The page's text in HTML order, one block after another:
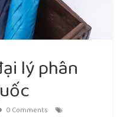
lý phân
0 Comments